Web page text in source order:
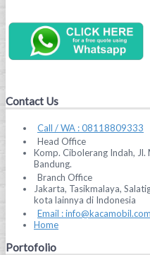
Contact Us
Call / WA : 08118809333
Head Office
Komp. Cibolerang Indah, Jl.
Bandung.
Branch Office
Jakarta, Tasikmalaya,
kota lainnya di Indonesia
Email : info@kacamobil.com
Home
Portofolio